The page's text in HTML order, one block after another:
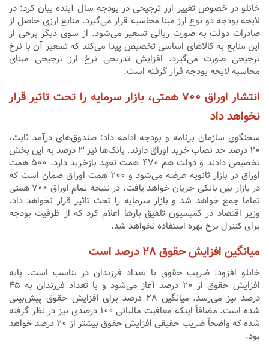
خانلو در خصوص تغییر ارز ترجیحی در بودجه سال آینده بیان کرد: در
لایحه بودجه دو نوع ارز مبنا محاسبه قرار می‌گیرد. منابع ارزی حاصل از
صادرات دولت به صورت ریالی تسعیر می‌شود. از سوی دیگر برخی از
این منابع به کالاهای اساسی تخصیص پیدا می‌کند که تسعیر آن با نرخ
ترجیحی صورت می‌گیرد. افزایش تدریجی نرخ ارز ترجیحی مبنای
محاسبه لایحه بودجه قرار گرفته است.
انتشار اوراق ۷۰۰ همتی، بازار سرمایه را تحت تاثیر قرار
نخواهد داد
سخنگوی سازمان برنامه و بودجه ادامه داد: صندوق‌های درآمد ثابت،
۲۰ درصد حد نصاب خرید اوراق دارند. بانک‌ها نیز ۳ درصد به این بخش
تخصیص دادند و دولت‌ هم ۴۷۰ همت تعهد بازخرید دارد. ۵۰۰ همت
اوراق در بازار ثانویه عرضه می‌شود و ۲۰۰ همت اوراق ضمان است که
در بازار بین بانکی جریان خواهد یافت. در نتیجه تمام اوراق ۷۰۰ همتی
تماما جمع خواهد شد و بازار سرمایه را تحت تاثیر قرار نخواهد داد.
وزیر اقتصاد در کمیسیون تلفیق بارها اعلام کرد که از ظرفیت بودجه
برای کننرل نرخ بهره استفاده نخواهد شد.
میانگین افزایش حقوق ۲۸ درصد است
خانلو افزود: ضریب حقوق با تعداد فرزندان در تناسب است‌. پایه
افزایش حقوق از ۲۰ درصد آغاز می‌شود و با تعداد فرزندان به ۴۵
درصد نیز می‌رسد. میانگین ۲۸ درصد برای افزایش حقوق پیش‌بینی
شده است. مضافاً اینکه معافیت مالیاتی ۱۰۰ درصدی نیز در نظر گرفته
شده که واضحاً ضریب حقیقی افزایش حقوق بیشتر از ۲۰ درصد خواهد
بود‌.